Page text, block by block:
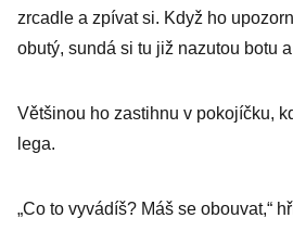
zrcadle a zpívat si. Když ho
obutý, sundá si tu již nazutou botu
Většinou ho zastihnu v pokojíčku,
lega.
„Co to vyvádíš? Máš se obouvat,“